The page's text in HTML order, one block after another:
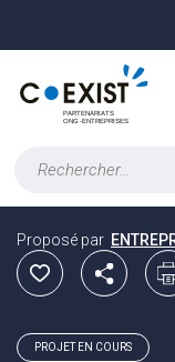
Proposé par
PROJET EN COURS